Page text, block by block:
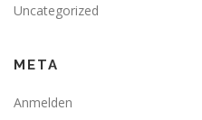
Uncategorized
META
Anmelden